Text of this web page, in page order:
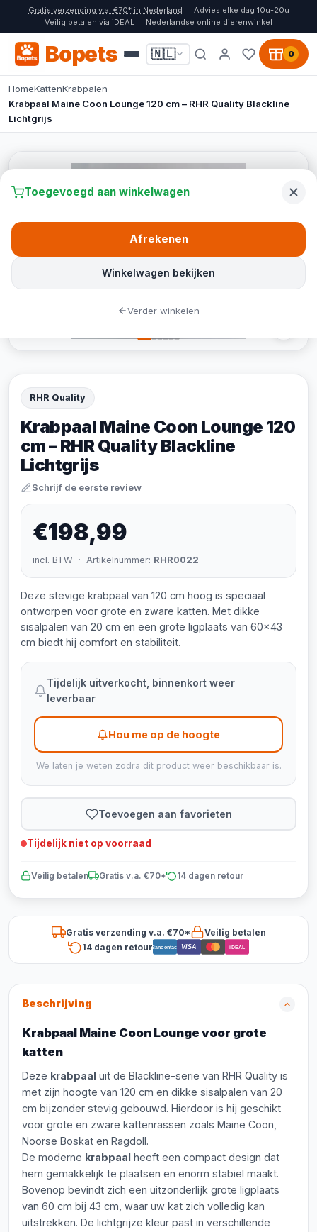
Gratis verzending v.a. €70* in Nederland
Advies elke dag 10u-20u
Veilig betalen via iDEAL
Nederlandse online dierenwinkel
Bopets 🇳🇱 0
HomeKattenKrabpalen
Krabpaal Maine Coon Lounge 120 cm – RHR Quality Blackline
Lichtgrijs
RHR Quality
Krabpaal Maine Coon Lounge 120
cm – RHR Quality Blackline
Lichtgrijs
Schrijf de eerste review
€198,99
incl. BTW · Artikelnummer: RHR0022
Deze stevige krabpaal van 120 cm hoog is speciaal
ontworpen voor grote en zware katten. Met dikke
sisalpalen van 20 cm en een grote ligplaats van 60x43
cm biedt hij comfort en stabiliteit.
Tijdelijk uitverkocht, binnenkort weer
leverbaar
Hou me op de hoogte
We laten je weten zodra dit product weer beschikbaar is.
Toevoegen aan favorieten
Tijdelijk niet op voorraad
Veilig betalen Gratis v.a. €70* 14 dagen retour
Gratis verzending v.a. €70*
Veilig betalen
14 dagen retourBancontact VISA iDEAL
Beschrijving
Krabpaal Maine Coon Lounge voor grote
katten
Deze krabpaal uit de Blackline-serie van RHR Quality is
met zijn hoogte van 120 cm en dikke sisalpalen van 20
cm bijzonder stevig gebouwd. Hierdoor is hij geschikt
voor grote en zware kattenrassen zoals Maine Coon,
Noorse Boskat en Ragdoll.
De moderne krabpaal heeft een compact design dat
hem gemakkelijk te plaatsen en enorm stabiel maakt.
Bovenop bevindt zich een uitzonderlijk grote ligplaats
van 60 cm bij 43 cm, waar uw kat zich volledig kan
uitstrekken. De lichtgrijze kleur past in verschillende
Toegevoegd aan winkelwagen
Winkelwagen bekijken
Afrekenen
Verder winkelen